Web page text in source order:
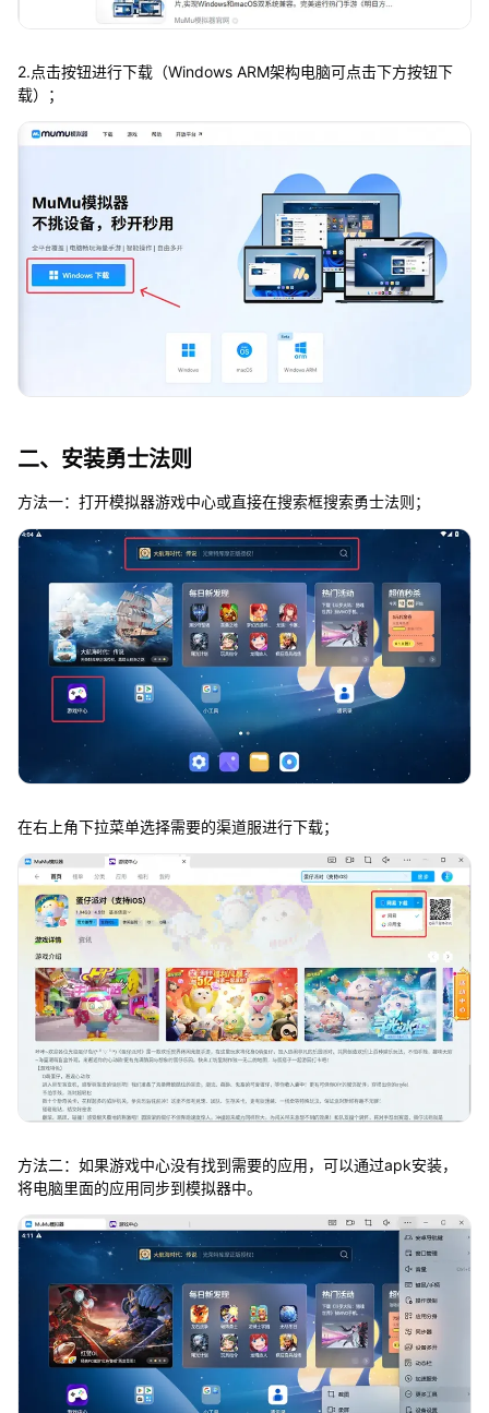
2.点击按钮进行下载（Windows ARM架构电脑可点击下方按钮下
载）；
二、安装勇士法则
方法一：打开模拟器游戏中心或直接在搜索框搜索勇士法则；
在右上角下拉菜单选择需要的渠道服进行下载；
方法二：如果游戏中心没有找到需要的应用，可以通过apk安装，
将电脑里面的应用同步到模拟器中。